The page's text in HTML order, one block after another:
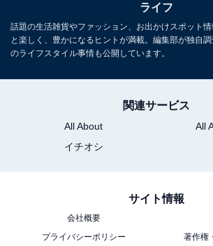
【熊本県の人気銭湯】「た
源泉かけ流しが楽しめる施
ライフ
話題の生活雑貨やファッション、お出かけスポット
と楽しく、豊かになるヒントが満載。編集部が独自
のライフスタイル事情も公開しています。
関連サービス
All About
All
イチオシ
サイト情報
会社概要
プライバシーポリシー
著作権